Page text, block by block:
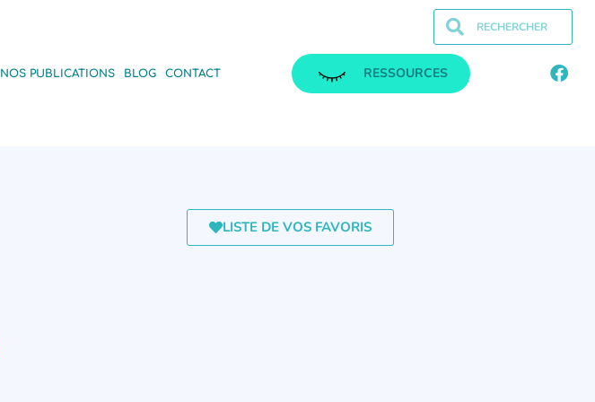
NOS PUBLICATIONS BLOG CONTACT RESSOURCES
LISTE DE VOS FAVORIS